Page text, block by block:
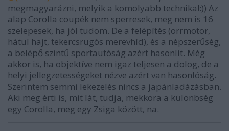
megmagyarázni, melyik a komolyabb technika!:)) Az
alap Corolla coupék nem sperresek, meg nem is 16
szelepesek, ha jól tudom. De a felépítés (orrmotor,
hátul hajt, tekercsrugós merevhíd), és a népszerűség,
a belépő szintű sportautóság azért hasonlít. Még
akkor is, ha objektíve nem igaz teljesen a dolog, de a
helyi jellegzetességeket nézve azért van hasonlóság.
Szerintem semmi lekezelés nincs a japánladázásban.
Aki meg érti is, mit lát, tudja, mekkora a különbség
egy Corolla, meg egy Zsiga között, na.